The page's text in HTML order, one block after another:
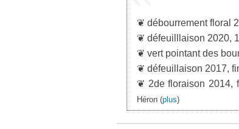
❦ débourrement floral
❦ défeuilllaison 2020,
❦ vert pointant des
❦ défeuillaison 2017,
❦ 2de floraison 2014,
Héron (plus)